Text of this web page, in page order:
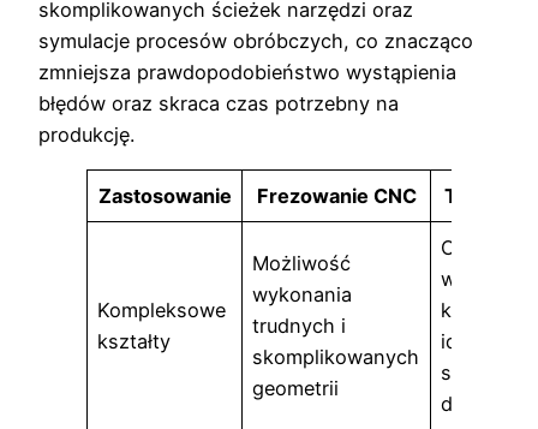
skomplikowanych ścieżek narzędzi oraz
symulacje procesów obróbczych, co znacząco
zmniejsza prawdopodobieństwo wystąpienia
błędów oraz skraca czas potrzebny na
produkcję.
Zastosowanie Frezowanie CNC Toczenie
Kompleksowe
kształty
Możliwość
wykonania
trudnych i
skomplikowanych
geometrii
w
kształtów,
idealne
detali